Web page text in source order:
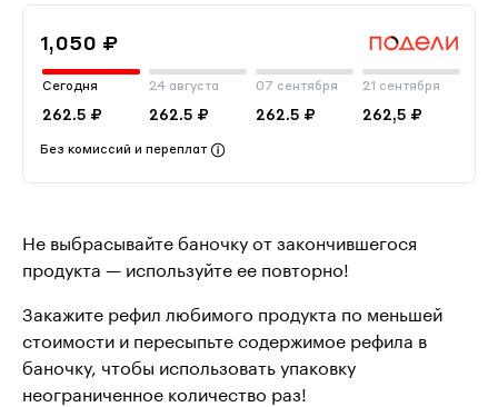
1,050 ₽
Сегодня
262.5 ₽
24 августа
262.5 ₽
07 сентября
262.5 ₽
21 сентября
262,5 ₽
Без комиссий и переплат
Не выбрасывайте баночку от закончившегося
продукта — используйте ее повторно!
Закажите рефил любимого продукта по меньшей
стоимости и пересыпьте содержимое рефила в
баночку, чтобы использовать упаковку
неограниченное количество раз!